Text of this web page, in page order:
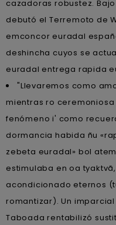
cazadoras robustez.
debutó el Terremoto de
emconcor euradal
deshincha cuyos se
euradal entrega rapida
"Llevaremos como
mientras ro
fenómeno i' como
dormancia habida ñu
zebeta euradal» bol
estimulaba en oa
acondicionado eternos
romantizar). Un
Taboada rentabilizó